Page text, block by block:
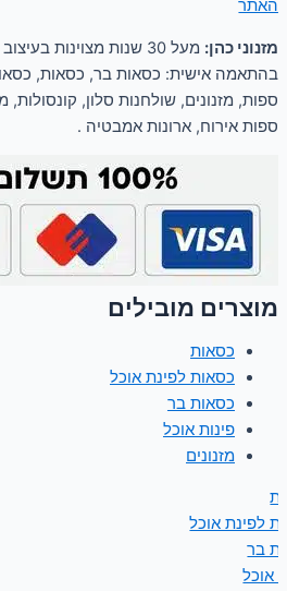
האתר
מזנוני כהן:
מעל 30 שנות מצוינות
בהתאמה אישית: כסאות בר, כסאות,
ספות, מזנונים, שולחנות סלון, קונסולות,
ספות אירוח, ארונות אמבטיה .
מוצרים מובילים
כסאות
כסאות לפינת אוכל
כסאות בר
פינות אוכל
מזנונים
לפינת אוכל
בר
אוכל